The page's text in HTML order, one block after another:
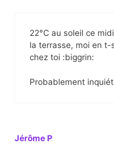
22°C au soleil ce
la terrasse, moi en t-
chez toi :biggrin:
Probablement
Jérôme P